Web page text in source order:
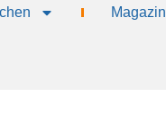
Magazin